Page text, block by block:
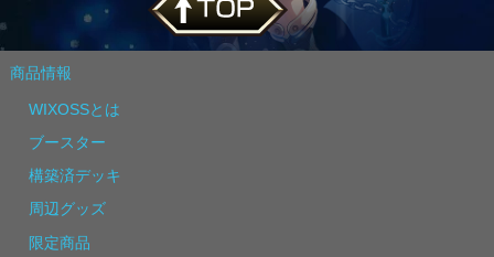
商品情報
WIXOSSとは
ブースター
構築済デッキ
周辺グッズ
限定商品